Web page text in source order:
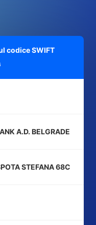
codice SWIFT
A.D. BELGRADE
STEFANA 68C